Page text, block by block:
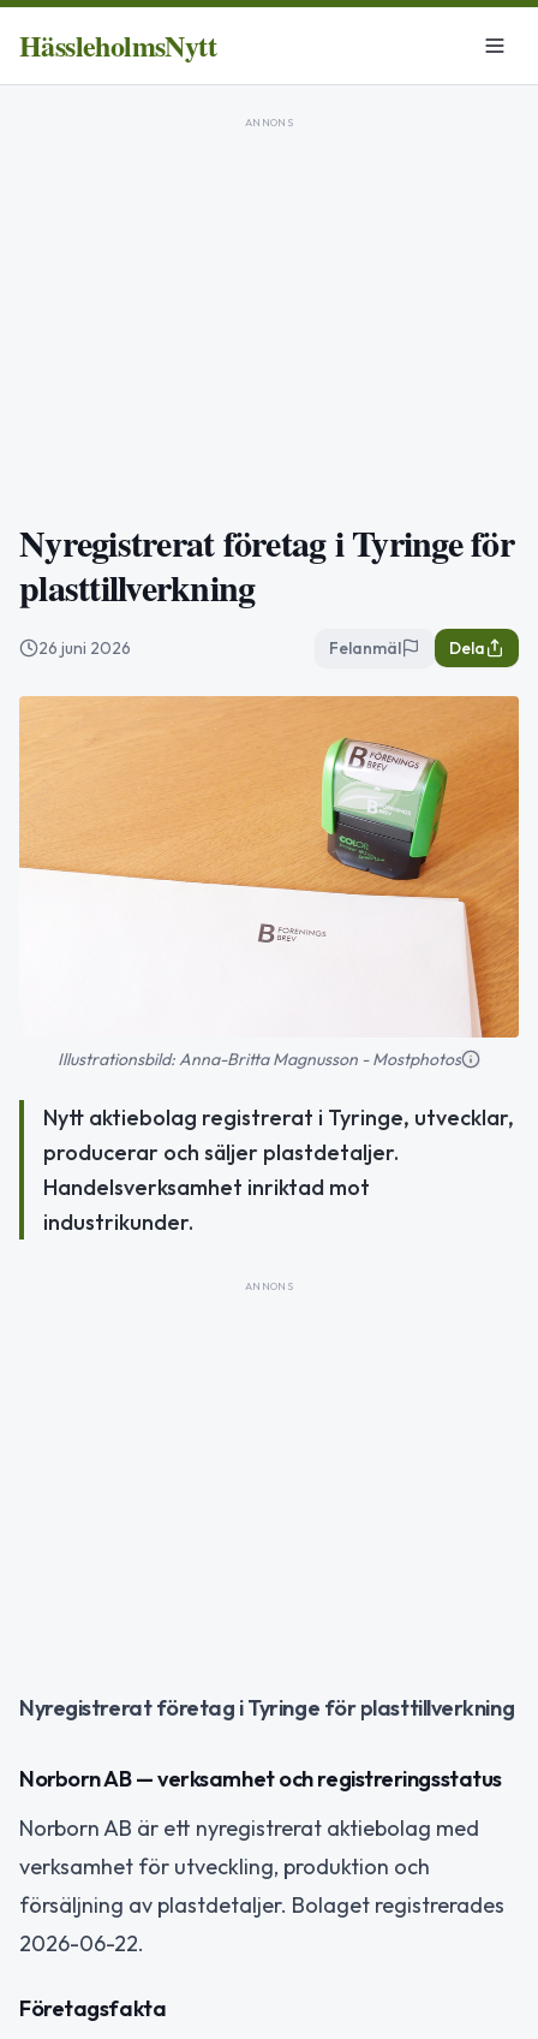
HässleholmsNytt
ANNONS
Nyregistrerat företag i Tyringe för
plasttillverkning
26 juni 2026 Felanmäl Dela
Illustrationsbild: Anna-Britta Magnusson - Mostphotos
Nytt aktiebolag registrerat i Tyringe, utvecklar,
producerar och säljer plastdetaljer.
Handelsverksamhet inriktad mot
industrikunder.
ANNONS
Nyregistrerat företag i Tyringe för plasttillverkning
Norborn AB — verksamhet och registreringsstatus
Norborn AB är ett nyregistrerat aktiebolag med
verksamhet för utveckling, produktion och
försäljning av plastdetaljer. Bolaget registrerades
2026-06-22.
Företagsfakta